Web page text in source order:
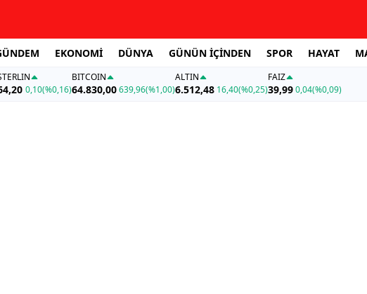
EKONOMİ DÜNYA GÜNÜN İÇİNDEN SPOR HAYAT
0,10(%0,16)
BITCOIN
64.830,00639,96(%1,00)
ALTIN
6.512,48 16,40(%0,25)
FAİZ
39,990,04(%0,09)